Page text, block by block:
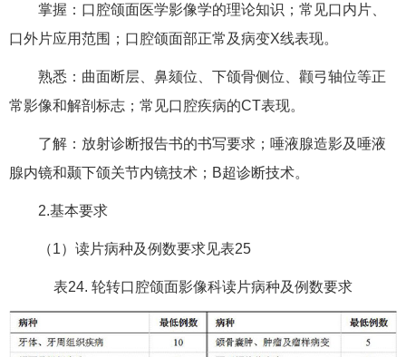
掌握：口腔颌面医学影像学的理论知识；常见口内片、
口外片应用范围；口腔颌面部正常及病变X线表现。
熟悉：曲面断层、鼻颏位、下颌骨侧位、颧弓轴位等正
常影像和解剖标志；常见口腔疾病的CT表现。
了解：放射诊断报告书的书写要求；唾液腺造影及唾液
腺内镜和颞下颌关节内镜技术；B超诊断技术。
2.基本要求
（1）读片病种及例数要求见表25
表24. 轮转口腔颌面影像科读片病种及例数要求